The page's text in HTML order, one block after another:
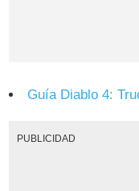
Guía Diablo 4:
PUBLICIDAD